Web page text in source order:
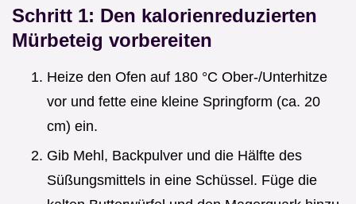
Schritt 1: Den kalorienreduzierten
Mürbeteig vorbereiten
Heize den Ofen auf 180 °C Ober-/Unterhitze
vor und fette eine kleine Springform (ca. 20
cm) ein.
Gib Mehl, Backpulver und die Hälfte des
Süßungsmittels in eine Schüssel. Füge die